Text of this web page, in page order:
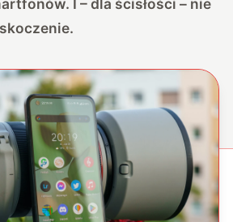
I – dla ścisłości – nie